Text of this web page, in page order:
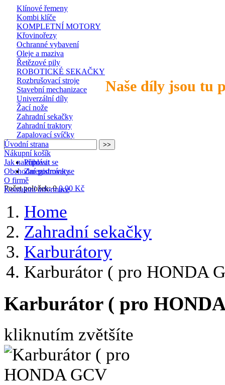
Naše díly jsou tu
Klínové řemeny
Kombi klíče
KOMPLETNÍ MOTORY
Křovinořezy
Ochranné vybavení
Oleje a maziva
Řetězové pily
ROBOTICKÉ SEKAČKY
Rozbrušovací stroje
Stavební mechanizace
Univerzální díly
Žací nože
Zahradní sekačky
Zahradní traktory
Zapalovací svíčky
Přihlásit se
Zaregistrovat se
Počet položek: 0 0,00 Kč
Úvodní strana
Nákupní košík
Jak nakupovat
Obchodní podmínky
O firmě
Kontaktní informace
Home
Zahradní sekačky
Karburátory
Karburátor ( pro HONDA
Karburátor ( pro
kliknutím zvětšíte